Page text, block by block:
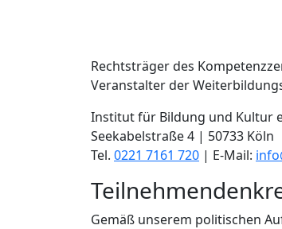
Rechtsträger des
Veranstalter der
Institut für Bildung und Kultur
Seekabelstraße 4 | 50733 Köln
Tel. 0221 7161 720 | E-Mail:
Gemäß unserem politischen